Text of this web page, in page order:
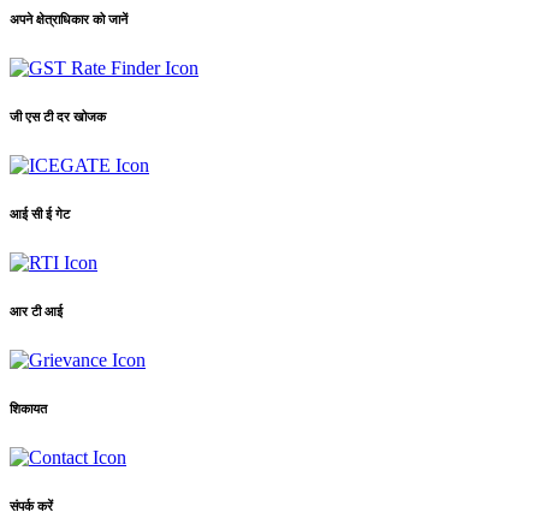
अपने क्षेत्राधिकार को जानें
जी एस टी दर खोजक
आई सी ई गेट
आर टी आई
शिकायत
संपर्क करें